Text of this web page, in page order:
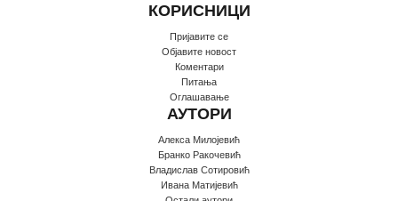
КОРИСНИЦИ
Пријавите се
Oбјавите новост
Коментари
Питања
Оглашавање
АУТОРИ
Алекса Милојевић
Бранко Ракочевић
Владислав Сотировић
Ивана Матијевић